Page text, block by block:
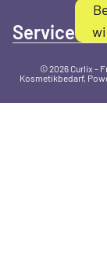
Service
© 2026Curlix -
Kosmetikbedarf,